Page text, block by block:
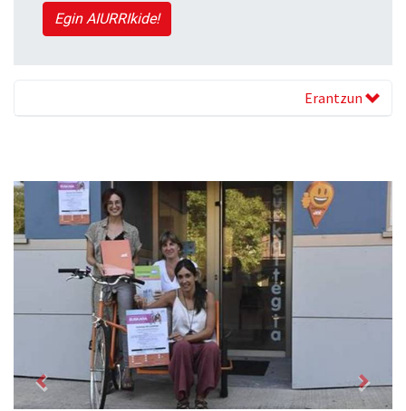
Egin AIURRIkide!
Erantzun
Previous Next